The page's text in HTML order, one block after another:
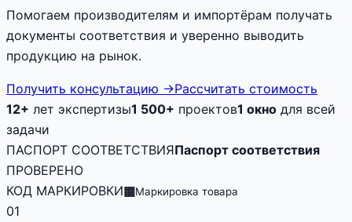
Помогаем производителям и импортёрам получать
документы соответствия и уверенно выводить
продукцию на рынок.
Получить консультацию →Рассчитать стоимость
12+ лет экспертизы1 500+ проектов1 окно для всей
задачи
ПАСПОРТ СООТВЕТСТВИЯПаспорт соответствия
ПРОВЕРЕНО
КОД МАРКИРОВКИ▦Маркировка товара
01